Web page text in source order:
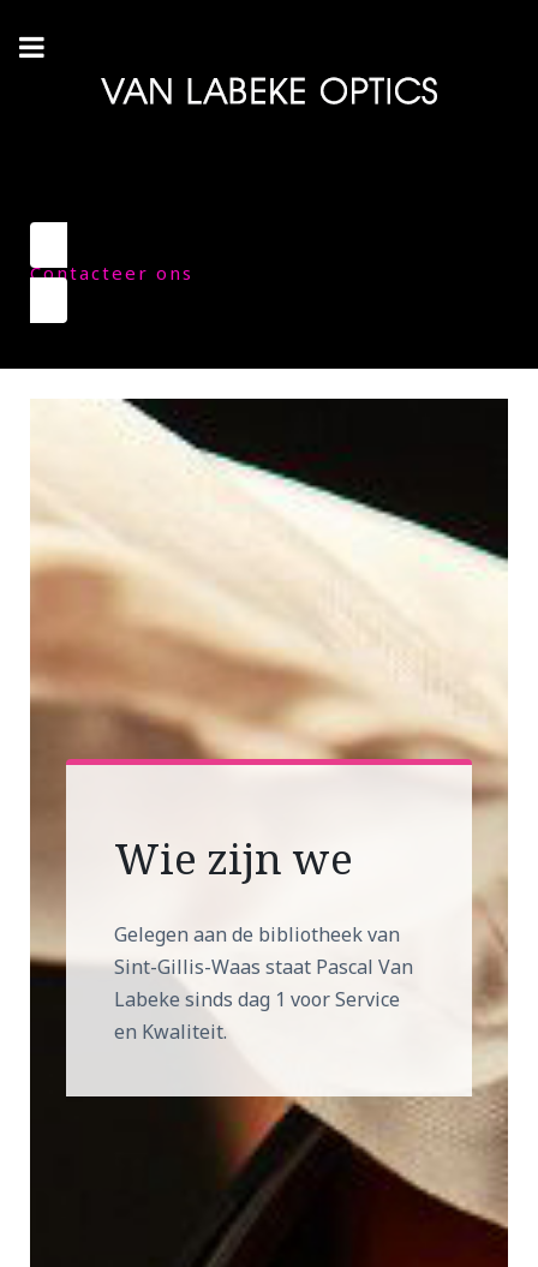
Contacteer ons
Wie zijn we
Gelegen aan de bibliotheek van
Sint-Gillis-Waas staat Pascal Van
Labeke sinds dag 1 voor Service
en Kwaliteit.